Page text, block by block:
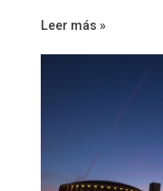
Leer más »